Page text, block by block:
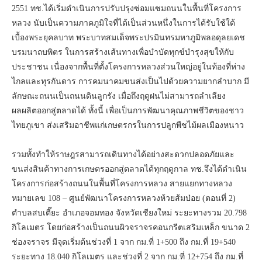
2551 ทช.ได้เริ่มดำเนินการปรับปรุงซ่อมแซมถนนในพื้นที่โครงการ
หลวง นับเป็นความภาคภูมิใจที่ได้เป็นส่วนหนึ่งในการได้รับใช้ใต้
เบื้องพระยุคลบาท พระบาทสมเด็จพระปรมินทรมหาภูมิพลอดุลยเดช
บรมนาถบพิตร ในการสร้างเส้นทางเพื่อบำบัดทุกข์บำรุงสุขให้กับ
ประชาชน เนื่องจากพื้นที่ตั้งโครงการหลวงส่วนใหญ่อยู่ในท้องที่ห่าง
ไกลและทุรกันดาร การคมนาคมขนส่งเป็นไปด้วยความยากลำบาก มี
ลักษณะถนนเป็นถนนดินลูกรัง เมื่อถึงฤดูฝนไม่สามารถลำเลียง
ผลผลิตออกสู่ตลาดได้ ทั้งนี้ เพื่อเป็นการพัฒนาคุณภาพชีวิตของชาว
ไทยภูเขา ส่งเสริมอาชีพแก่เกษตรกรในการปลูกพืชไม้ผลเมืองหนาว
รวมทั้งทำให้ราษฎรสามารถเดินทางได้อย่างสะดวกปลอดภัยและ
ขนส่งสินค้าทางการเกษตรออกสู่ตลาดได้ทุกฤดูกาล ทช.จึงได้ดำเนิน
โครงการก่อสร้างถนนในพื้นที่โครงการหลวง สายแยกทางหลวง
หมายเลข 108 – ศูนย์พัฒนาโครงการหลวงห้วยส้มป่อย (ตอนที่ 2)
ตำบลสบเตี๊ยะ อำเภอจอมทอง จังหวัดเชียงใหม่ ระยะทางรวม 20.798
กิโลเมตร โดยก่อสร้างเป็นถนนผิวจราจรคอนกรีตเสริมเหล็ก ขนาด 2
ช่องจราจร มีจุดเริ่มต้นช่วงที่ 1 จาก กม.ที่ 1+500 ถึง กม.ที่ 19+540
ระยะทาง 18.040 กิโลเมตร และช่วงที่ 2 จาก กม.ที่ 12+754 ถึง กม.ที่